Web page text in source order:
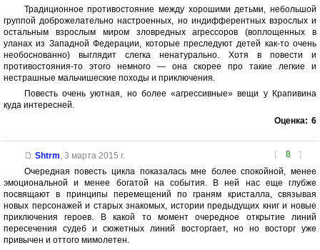
Традиционное противостояние между хорошими детьми, небольшой
группой доброжелательно настроенных, но индифферентных взрослых и
остальным взрослым миром зловредных агрессоров (воплощенных в
уланах из Западной Федерации, которые преследуют детей как-то очень
необоснованно) выглядит слегка ненатурально. Хотя в повести и
противостояния-то этого немного — она скорее про такие легкие и
нестрашные мальчишеские походы и приключения.
Повесть очень уютная, но более «агрессивные» вещи у Крапивина
куда интересней.
Оценка: 6
[ 8 ]
Shtrm, 3 марта 2015 г.
Очередная повесть цикла показалась мне более спокойной, менее
эмоциональной и менее богатой на события. В ней нас еще глубже
посвящают в принципы перемещений по граням кристалла, связывая
новых персонажей и старых знакомых, истории предыдущих книг и новые
приключения героев. В какой то момент очередное открытие линий
пересечения судеб и сюжетных линий восторгает, но но восторг уже
привычен и оттого мимолетен.